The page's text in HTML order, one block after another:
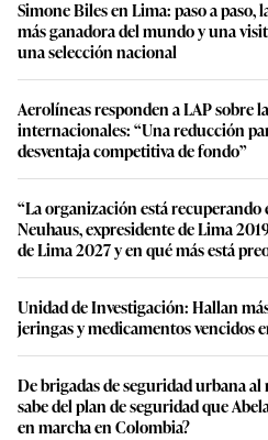
Simone Biles en Lima: paso a paso,
más ganadora del mundo y una
una selección nacional
Aerolíneas responden a LAP sobre
internacionales: “Una reducción
desventaja competitiva de fondo”
“La organización está
Neuhaus, expresidente de Lima
de Lima 2027 y en qué más está
Unidad de Investigación: Hallan
jeringas y medicamentos vencidos
De brigadas de seguridad urbana
sabe del plan de seguridad que
en marcha en Colombia?